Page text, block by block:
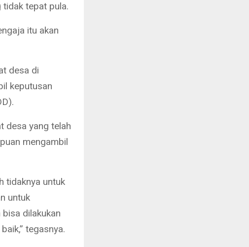
tepat pula.
itu akan
desa di
keputusan
desa yang telah
mengambil
tidaknya untuk
untuk
dilakukan
tegasnya.